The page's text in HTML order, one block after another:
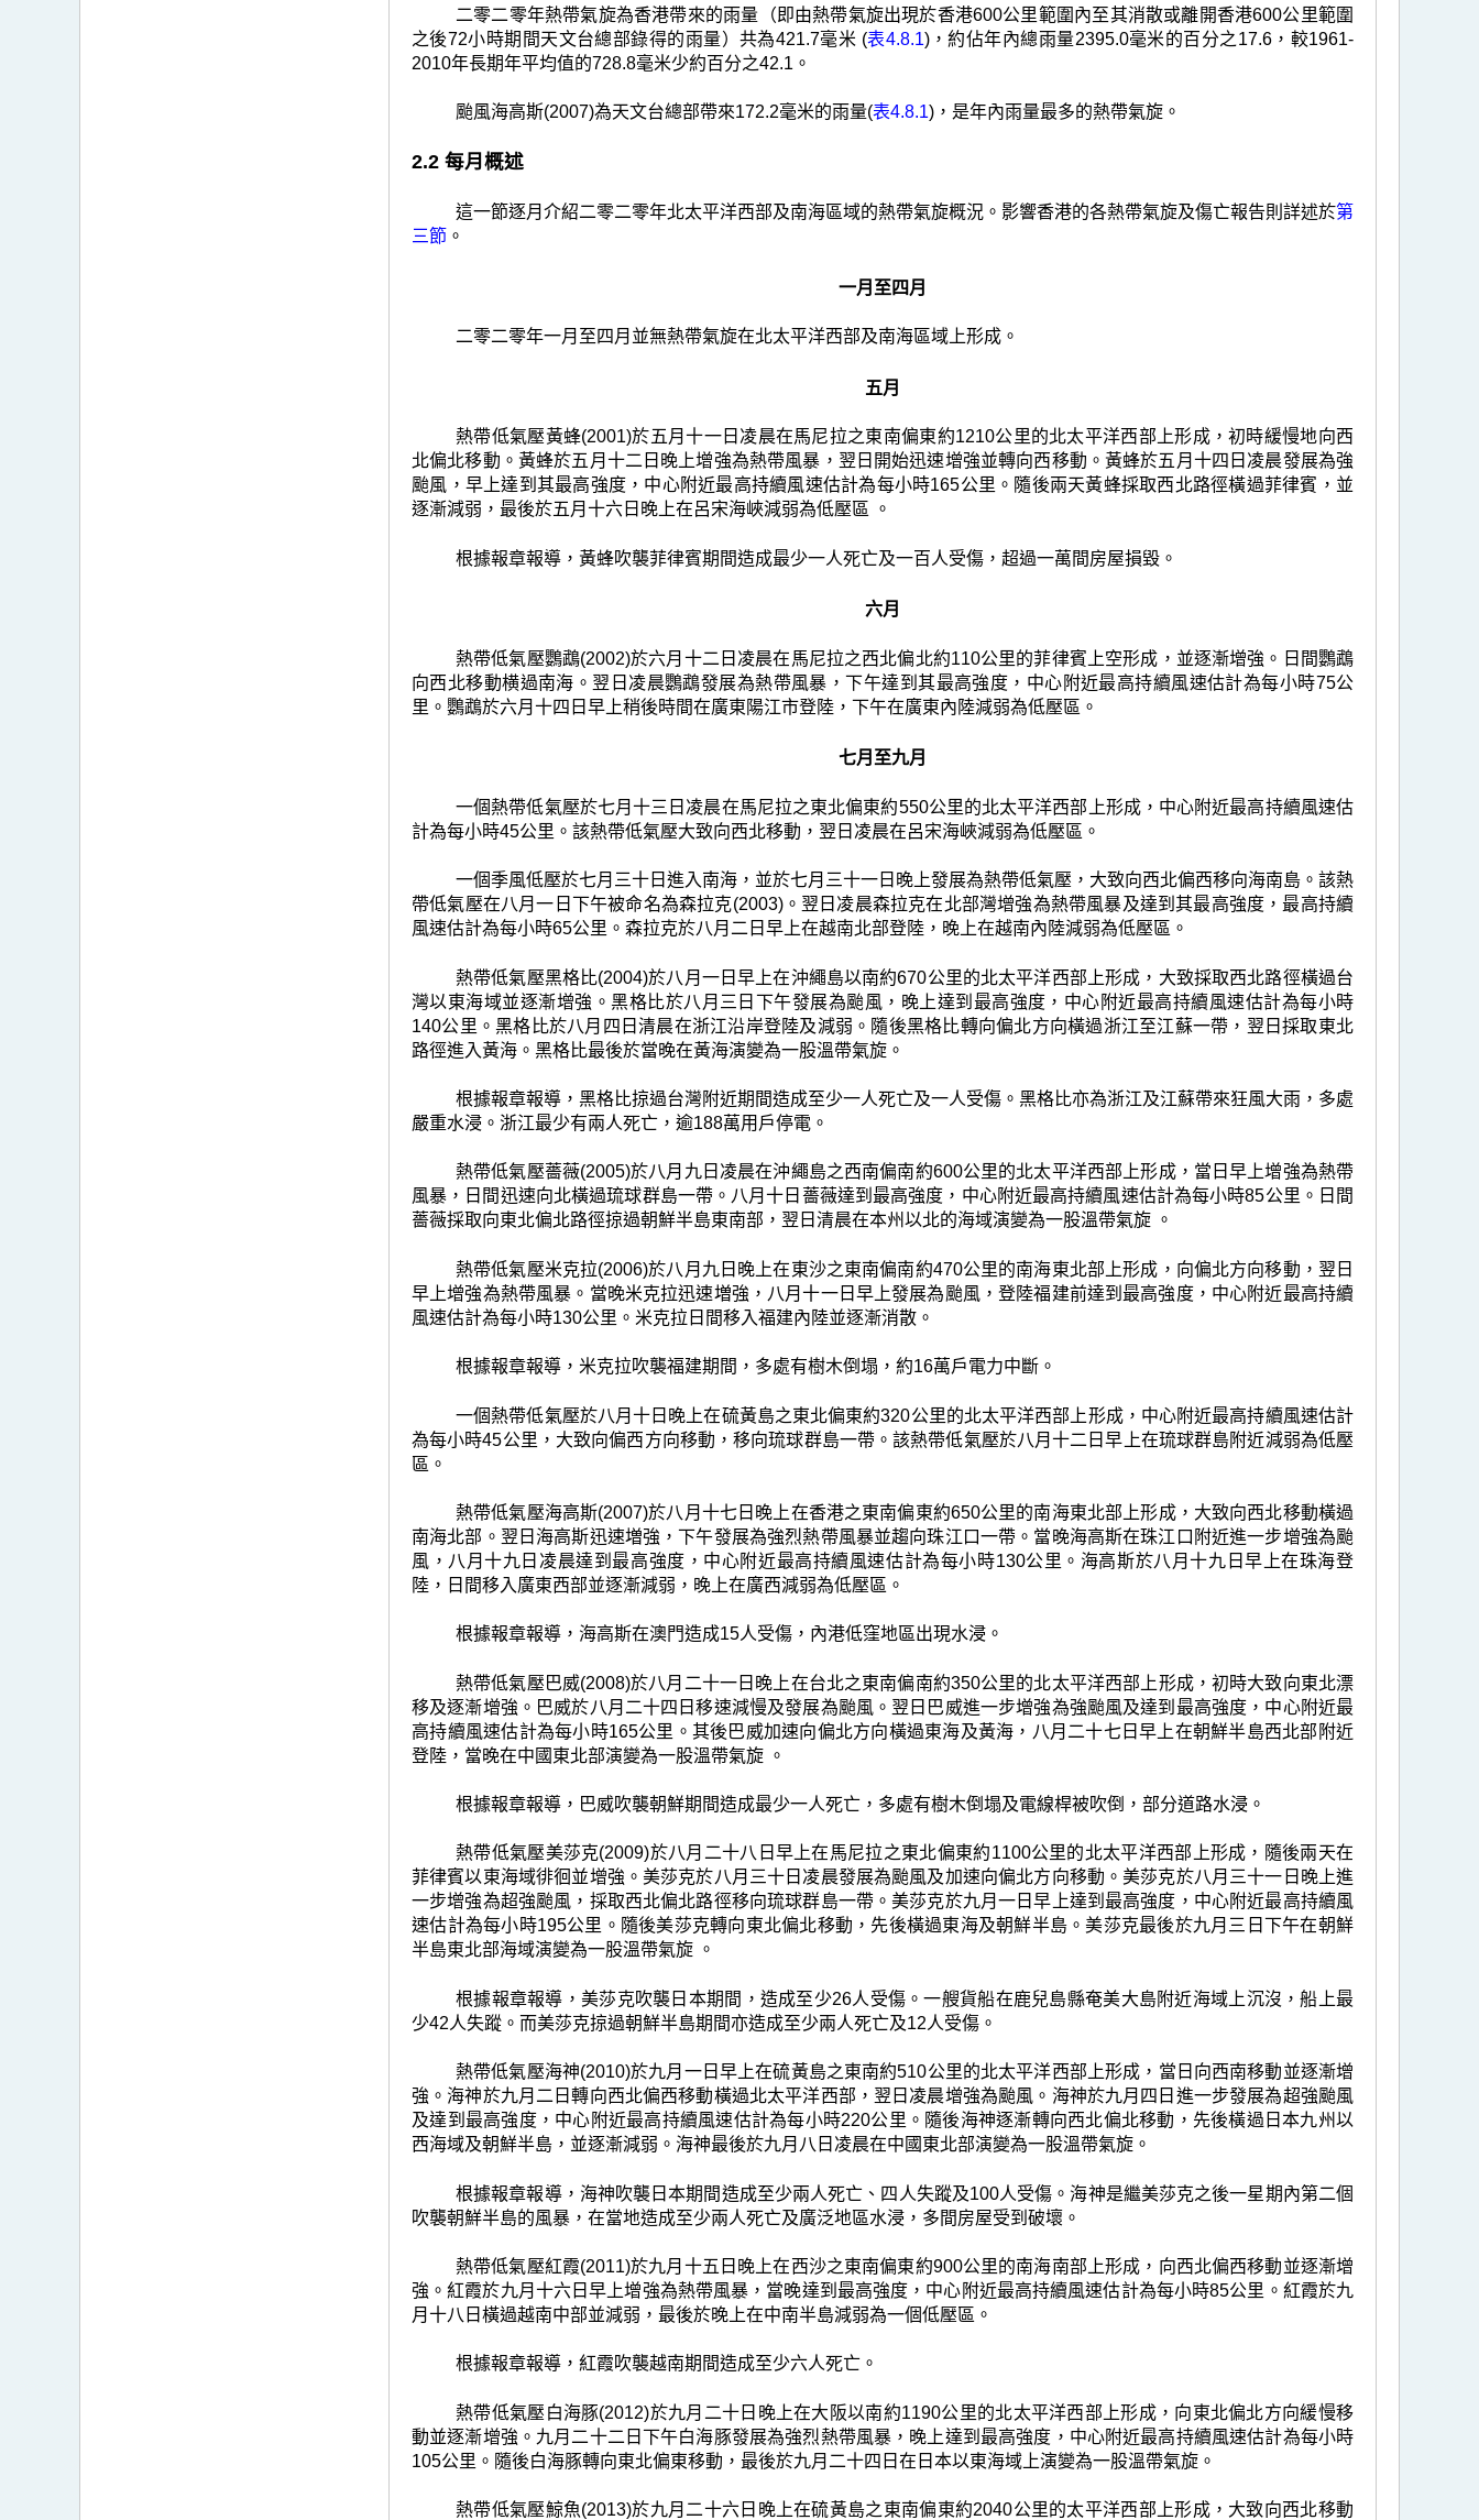
二零二零年熱帶氣旋為香港帶來的雨量（即由熱帶氣旋出現於香港600公里範圍內至其消散或離開香港600公里範圍
之後72小時期間天文台總部錄得的雨量）共為421.7毫米 (表4.8.1)，約佔年內總雨量2395.0毫米的百分之17.6，較1961-
2010年長期年平均值的728.8毫米少約百分之42.1。
颱風海高斯(2007)為天文台總部帶來172.2毫米的雨量(表4.8.1)，是年內雨量最多的熱帶氣旋。
2.2 每月概述
這一節逐月介紹二零二零年北太平洋西部及南海區域的熱帶氣旋概況。影響香港的各熱帶氣旋及傷亡報告則詳述於第
三節 。
一月至四月
二零二零年一月至四月並無熱帶氣旋在北太平洋西部及南海區域上形成。
五月
熱帶低氣壓黃蜂(2001)於五月十一日凌晨在馬尼拉之東南偏東約1210公里的北太平洋西部上形成，初時緩慢地向西
北偏北移動。黃蜂於五月十二日晚上增強為熱帶風暴，翌日開始迅速增強並轉向西移動。黃蜂於五月十四日凌晨發展為強
颱風，早上達到其最高強度，中心附近最高持續風速估計為每小時165公里。隨後兩天黃蜂採取西北路徑橫過菲律賓，並
逐漸減弱，最後於五月十六日晚上在呂宋海峽減弱為低壓區 。
根據報章報導，黃蜂吹襲菲律賓期間造成最少一人死亡及一百人受傷，超過一萬間房屋損毀。
六月
熱帶低氣壓鸚鵡(2002)於六月十二日凌晨在馬尼拉之西北偏北約110公里的菲律賓上空形成，並逐漸增強。日間鸚鵡
向西北移動横過南海。翌日凌晨鸚鵡發展為熱帶風暴，下午達到其最高強度，中心附近最高持續風速估計為每小時75公
里。鸚鵡於六月十四日早上稍後時間在廣東陽江市登陸，下午在廣東內陸減弱為低壓區。
七月至九月
一個熱帶低氣壓於七月十三日凌晨在馬尼拉之東北偏東約550公里的北太平洋西部上形成，中心附近最高持續風速估
計為每小時45公里。該熱帶低氣壓大致向西北移動，翌日凌晨在呂宋海峽減弱為低壓區。
一個季風低壓於七月三十日進入南海，並於七月三十一日晚上發展為熱帶低氣壓，大致向西北偏西移向海南島。該熱
帶低氣壓在八月一日下午被命名為森拉克(2003)。翌日凌晨森拉克在北部灣增強為熱帶風暴及達到其最高強度，最高持續
風速估計為每小時65公里。森拉克於八月二日早上在越南北部登陸，晚上在越南內陸減弱為低壓區。
熱帶低氣壓黑格比(2004)於八月一日早上在沖繩島以南約670公里的北太平洋西部上形成，大致採取西北路徑橫過台
灣以東海域並逐漸增強。黑格比於八月三日下午發展為颱風，晚上達到最高強度，中心附近最高持續風速估計為每小時
140公里。黑格比於八月四日清晨在浙江沿岸登陸及減弱。隨後黑格比轉向偏北方向橫過浙江至江蘇一帶，翌日採取東北
路徑進入黃海。黑格比最後於當晚在黃海演變為一股溫帶氣旋。
根據報章報導，黑格比掠過台灣附近期間造成至少一人死亡及一人受傷。黑格比亦為浙江及江蘇帶來狂風大雨，多處
嚴重水浸。浙江最少有兩人死亡，逾188萬用戶停電。
熱帶低氣壓薔薇(2005)於八月九日凌晨在沖繩島之西南偏南約600公里的北太平洋西部上形成，當日早上增強為熱帶
風暴，日間迅速向北橫過琉球群島一帶。八月十日薔薇達到最高強度，中心附近最高持續風速估計為每小時85公里。日間
薔薇採取向東北偏北路徑掠過朝鮮半島東南部，翌日清晨在本州以北的海域演變為一股溫帶氣旋 。
熱帶低氣壓米克拉(2006)於八月九日晚上在東沙之東南偏南約470公里的南海東北部上形成，向偏北方向移動，翌日
早上增強為熱帶風暴。當晚米克拉迅速増強，八月十一日早上發展為颱風，登陸福建前達到最高強度，中心附近最高持續
風速估計為每小時130公里。米克拉日間移入福建內陸並逐漸消散。
根據報章報導，米克拉吹襲福建期間，多處有樹木倒塌，約16萬戶電力中斷。
一個熱帶低氣壓於八月十日晚上在硫黃島之東北偏東約320公里的北太平洋西部上形成，中心附近最高持續風速估計
為每小時45公里，大致向偏西方向移動，移向琉球群島一帶。該熱帶低氣壓於八月十二日早上在琉球群島附近減弱為低壓
區。
熱帶低氣壓海高斯(2007)於八月十七日晚上在香港之東南偏東約650公里的南海東北部上形成，大致向西北移動橫過
南海北部。翌日海高斯迅速増強，下午發展為強烈熱帶風暴並趨向珠江口一帶。當晚海高斯在珠江口附近進一步增強為颱
風，八月十九日凌晨達到最高強度，中心附近最高持續風速估計為每小時130公里。海高斯於八月十九日早上在珠海登
陸，日間移入廣東西部並逐漸減弱，晚上在廣西減弱為低壓區。
根據報章報導，海高斯在澳門造成15人受傷，內港低窪地區出現水浸。
熱帶低氣壓巴威(2008)於八月二十一日晚上在台北之東南偏南約350公里的北太平洋西部上形成，初時大致向東北漂
移及逐漸增強。巴威於八月二十四日移速減慢及發展為颱風。翌日巴威進一步增強為強颱風及達到最高強度，中心附近最
高持續風速估計為每小時165公里。其後巴威加速向偏北方向橫過東海及黃海，八月二十七日早上在朝鮮半島西北部附近
登陸，當晚在中國東北部演變為一股溫帶氣旋 。
根據報章報導，巴威吹襲朝鮮期間造成最少一人死亡，多處有樹木倒塌及電線桿被吹倒，部分道路水浸。
熱帶低氣壓美莎克(2009)於八月二十八日早上在馬尼拉之東北偏東約1100公里的北太平洋西部上形成，隨後兩天在
菲律賓以東海域徘徊並增強。美莎克於八月三十日凌晨發展為颱風及加速向偏北方向移動。美莎克於八月三十一日晚上進
一步增強為超強颱風，採取西北偏北路徑移向琉球群島一帶。美莎克於九月一日早上達到最高強度，中心附近最高持續風
速估計為每小時195公里。隨後美莎克轉向東北偏北移動，先後橫過東海及朝鮮半島。美莎克最後於九月三日下午在朝鮮
半島東北部海域演變為一股溫帶氣旋 。
根據報章報導，美莎克吹襲日本期間，造成至少26人受傷。一艘貨船在鹿兒島縣奄美大島附近海域上沉沒，船上最
少42人失蹤。而美莎克掠過朝鮮半島期間亦造成至少兩人死亡及12人受傷。
熱帶低氣壓海神(2010)於九月一日早上在硫黃島之東南約510公里的北太平洋西部上形成，當日向西南移動並逐漸增
強。海神於九月二日轉向西北偏西移動橫過北太平洋西部，翌日凌晨增強為颱風。海神於九月四日進一步發展為超強颱風
及達到最高強度，中心附近最高持續風速估計為每小時220公里。隨後海神逐漸轉向西北偏北移動，先後橫過日本九州以
西海域及朝鮮半島，並逐漸減弱。海神最後於九月八日凌晨在中國東北部演變為一股溫帶氣旋。
根據報章報導，海神吹襲日本期間造成至少兩人死亡、四人失蹤及100人受傷。海神是繼美莎克之後一星期內第二個
吹襲朝鮮半島的風暴，在當地造成至少兩人死亡及廣泛地區水浸，多間房屋受到破壞。
熱帶低氣壓紅霞(2011)於九月十五日晚上在西沙之東南偏東約900公里的南海南部上形成，向西北偏西移動並逐漸增
強。紅霞於九月十六日早上增強為熱帶風暴，當晚達到最高強度，中心附近最高持續風速估計為每小時85公里。紅霞於九
月十八日橫過越南中部並減弱，最後於晚上在中南半島減弱為一個低壓區。
根據報章報導，紅霞吹襲越南期間造成至少六人死亡。
熱帶低氣壓白海豚(2012)於九月二十日晚上在大阪以南約1190公里的北太平洋西部上形成，向東北偏北方向緩慢移
動並逐漸增強。九月二十二日下午白海豚發展為強烈熱帶風暴，晚上達到最高強度，中心附近最高持續風速估計為每小時
105公里。隨後白海豚轉向東北偏東移動，最後於九月二十四日在日本以東海域上演變為一股溫帶氣旋。
熱帶低氣壓鯨魚(2013)於九月二十六日晚上在硫黃島之東南偏東約2040公里的太平洋西部上形成，大致向西北移動